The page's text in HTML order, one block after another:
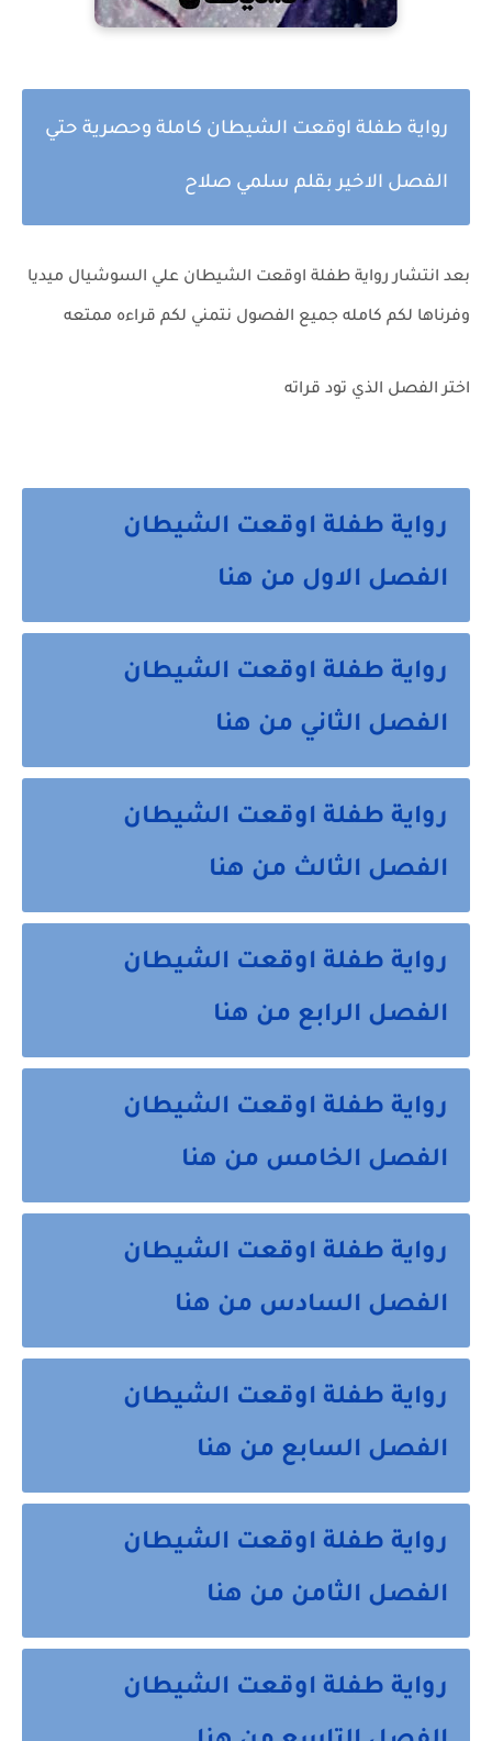
رواية طفلة اوقعت الشيطان كاملة وحصرية حتي
الفصل الاخير بقلم سلمي صلاح
بعد انتشار رواية طفلة اوقعت الشيطان علي السوشيال ميديا
وفرناها لكم كامله جميع الفصول نتمني لكم قراءه ممتعه
اختر الفصل الذي تود قراته
رواية طفلة اوقعت الشيطان
الفصل الاول من هنا
رواية طفلة اوقعت الشيطان
الفصل الثاني من هنا
رواية طفلة اوقعت الشيطان
الفصل الثالث من هنا
رواية طفلة اوقعت الشيطان
الفصل الرابع من هنا
رواية طفلة اوقعت الشيطان
الفصل الخامس من هنا
رواية طفلة اوقعت الشيطان
الفصل السادس من هنا
رواية طفلة اوقعت الشيطان
الفصل السابع من هنا
رواية طفلة اوقعت الشيطان
الفصل الثامن من هنا
رواية طفلة اوقعت الشيطان